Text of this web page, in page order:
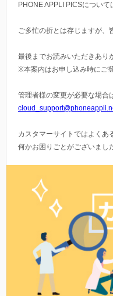
PHONE APPLI PICSについて
ご多忙の折とは存じますが、
最後までお読みいただきあり
※本案内はお申し込み時にご
管理者様の変更が必要な場合
カスタマーサイトではよくあ
何かお困りごとがございまし